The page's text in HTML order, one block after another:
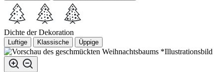
Dichte der Dekoration
Luftige Klassische Üppige
*Illustrationsbild